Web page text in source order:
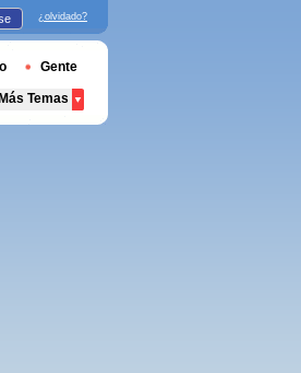
¿olvidado?
Gente
Más Temas